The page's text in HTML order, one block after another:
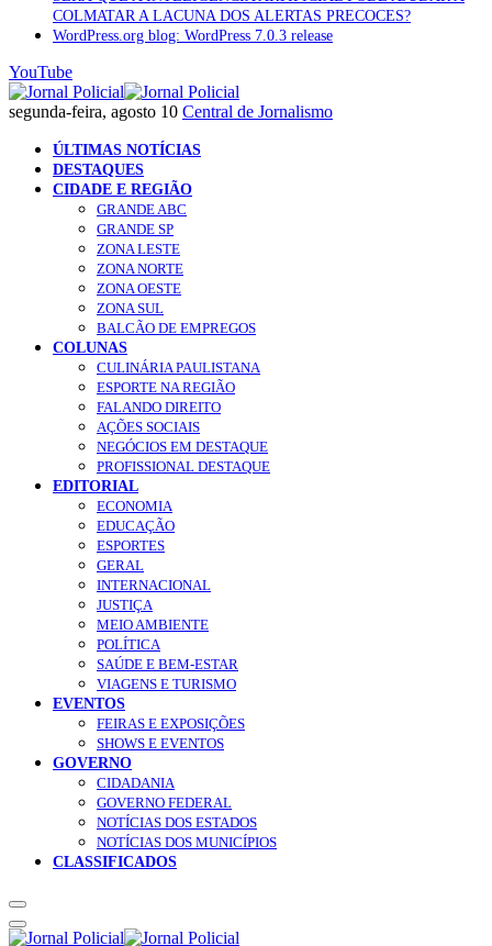
COLMATAR A LACUNA DOS ALERTAS PRECOCES?
WordPress.org blog: WordPress 7.0.3 release
YouTube
segunda-feira, agosto 10 Central de Jornalismo
ÚLTIMAS NOTÍCIAS
DESTAQUES
CIDADE E REGIÃO
GRANDE ABC
GRANDE SP
ZONA LESTE
ZONA NORTE
ZONA OESTE
ZONA SUL
BALCÃO DE EMPREGOS
COLUNAS
CULINÁRIA PAULISTANA
ESPORTE NA REGIÃO
FALANDO DIREITO
AÇÕES SOCIAIS
NEGÓCIOS EM DESTAQUE
PROFISSIONAL DESTAQUE
EDITORIAL
ECONOMIA
EDUCAÇÃO
ESPORTES
GERAL
INTERNACIONAL
JUSTIÇA
MEIO AMBIENTE
POLÍTICA
SAÚDE E BEM-ESTAR
VIAGENS E TURISMO
EVENTOS
FEIRAS E EXPOSIÇÕES
SHOWS E EVENTOS
GOVERNO
CIDADANIA
GOVERNO FEDERAL
NOTÍCIAS DOS ESTADOS
NOTÍCIAS DOS MUNICÍPIOS
CLASSIFICADOS